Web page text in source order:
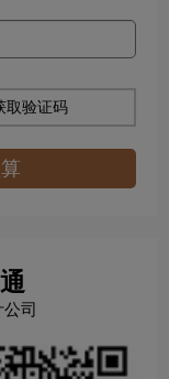
取验证码
司